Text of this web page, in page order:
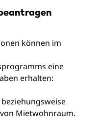
können im
eine
erhalten:
Mietwohnraum.